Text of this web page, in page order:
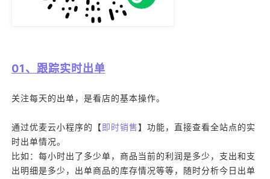
01、跟踪实时出单
关注每天的出单，是看店的基本操作。
通过优麦云小程序的【即时销售】功能，直接查看全站点的实
时出单情况。
比如：每小时出了多少单，商品当前的利润是多少，支出和支
出明细是多少，出单商品的库存情况等等，随时分析今日出单